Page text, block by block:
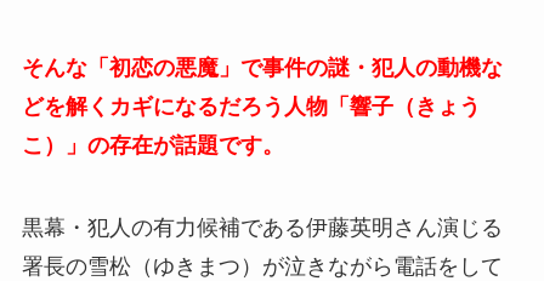
そんな「初恋の悪魔」で事件の謎・犯人の動機な
どを解くカギになるだろう人物「響子（きょう
こ）」の存在が話題です。
黒幕・犯人の有力候補である伊藤英明さん演じる
署長の雪松（ゆきまつ）が泣きながら電話をして